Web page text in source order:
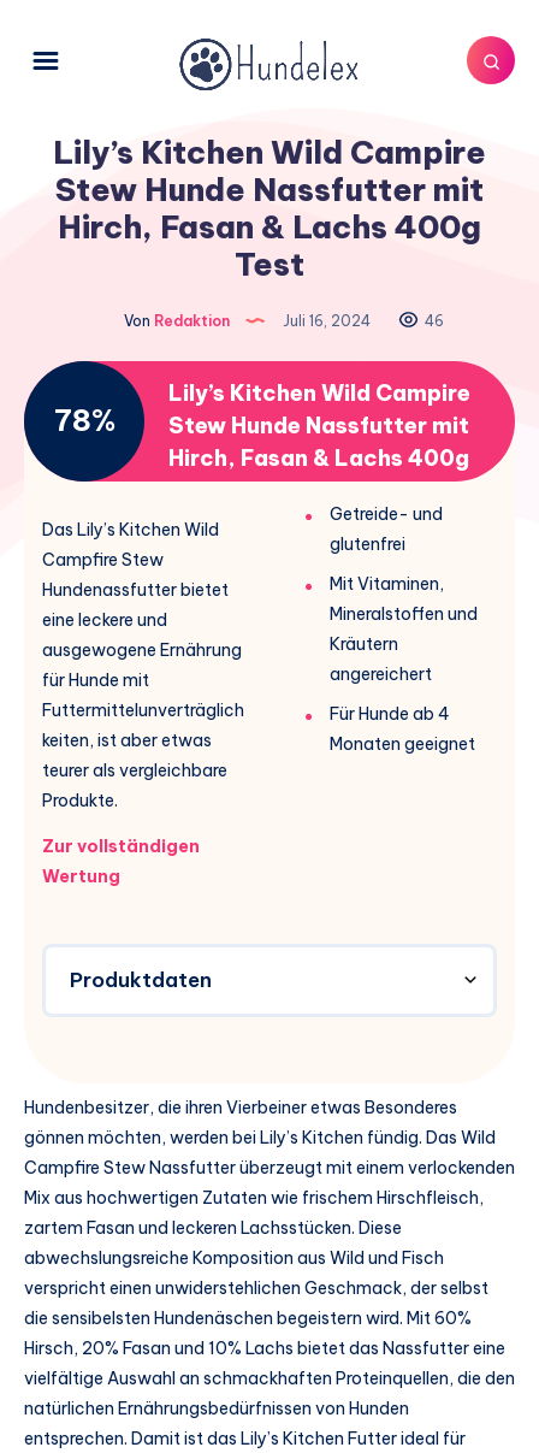
Lily’s Kitchen Wild Campire
Stew Hunde Nassfutter mit
Hirch, Fasan & Lachs 400g
Test
Von Redaktion Juli 16, 2024 46
78%
Lily’s Kitchen Wild Campire
Stew Hunde Nassfutter mit
Hirch, Fasan & Lachs 400g
Das Lily’s Kitchen Wild
Campfire Stew
Hundenassfutter bietet
eine leckere und
ausgewogene Ernährung
für Hunde mit
Futtermittelunverträglich
keiten, ist aber etwas
teurer als vergleichbare
Produkte.
Zur vollständigen
Wertung
Getreide- und
glutenfrei
Mit Vitaminen,
Mineralstoffen und
Kräutern
angereichert
Für Hunde ab 4
Monaten geeignet
Produktdaten
Hundenbesitzer, die ihren Vierbeiner etwas Besonderes
gönnen möchten, werden bei Lily’s Kitchen fündig. Das Wild
Campfire Stew Nassfutter überzeugt mit einem verlockenden
Mix aus hochwertigen Zutaten wie frischem Hirschfleisch,
zartem Fasan und leckeren Lachsstücken. Diese
abwechslungsreiche Komposition aus Wild und Fisch
verspricht einen unwiderstehlichen Geschmack, der selbst
die sensibelsten Hundenäschen begeistern wird. Mit 60%
Hirsch, 20% Fasan und 10% Lachs bietet das Nassfutter eine
vielfältige Auswahl an schmackhaften Proteinquellen, die den
natürlichen Ernährungsbedürfnissen von Hunden
entsprechen. Damit ist das Lily’s Kitchen Futter ideal für